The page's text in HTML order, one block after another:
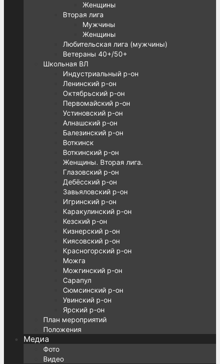
Женщины
Вторая лига
Мужчины
Женщины
Любительская лига (мужчины)
Ветераны 40+/50+
Школьная ВЛ
Индустриальный р-он
Ленинский р-он
Октябрьский р-он
Первомайский р-он
Устиновский р-он
Алнашский р-он
Балезинский р-он
Воткинск
Воткинский р-он
Женщины. Вторая лига.
Глазовский р-он
Дебёсский р-он
Завьяловский р-он
Игринский р-он
Каракулинский р-он
Кезский р-он
Кизнерский р-он
Киясовский р-он
Красногорский р-он
Можга
Можгинский р-он
Сарапул
Сюмсинский р-он
Увинский р-он
Ярский р-он
План мероприятий
Положения
Медиа
Фото
Видео